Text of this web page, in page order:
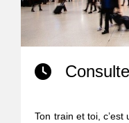
Ton train et toi,